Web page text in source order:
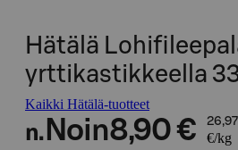
Hätälä
yrttikastikkeella
Kaikki Hätälä-tuotteet
n. Noin8,90 €
€/kg